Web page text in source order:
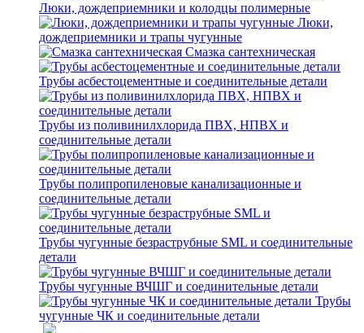
Люки, дождеприемники и колодцы полимерные
Люки,
дождеприемники и трапы чугунные
Смазка сантехническая
Трубы асбестоцементные и соединительные детали
Трубы из поливинилхлорида ПВХ, НПВХ и
соединительные детали
Трубы полипропиленовые канализационные и
соединительные детали
Трубы чугунные безраструбные SML и соединительные
детали
Трубы чугунные ВЧШГ и соединительные детали
Трубы
чугунные ЧК и соединительные детали